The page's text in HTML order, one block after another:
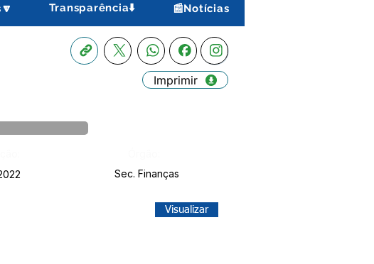
Transparência⬇️ 📰Notícias
Imprimir
Sec. Finanças
Visualizar